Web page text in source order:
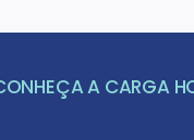
A CARGA